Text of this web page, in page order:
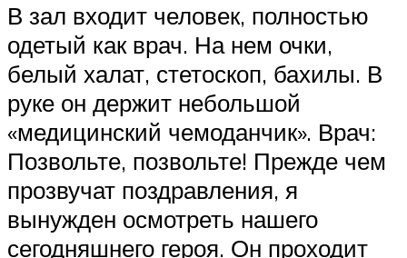
В зал входит человек, полностью
одетый как врач. На нем очки,
белый халат, стетоскоп, бахилы. В
руке он держит небольшой
«медицинский чемоданчик». Врач:
Позвольте, позвольте! Прежде чем
прозвучат поздравления, я
вынужден осмотреть нашего
сегодняшнего героя. Он проходит